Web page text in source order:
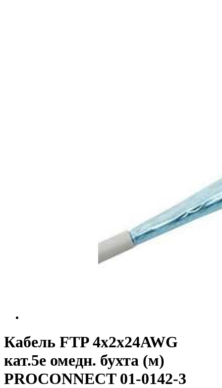
Кабель FTP 4х2х24AWG
кат.5e омедн. бухта (м)
PROCONNECT 01-0142-3